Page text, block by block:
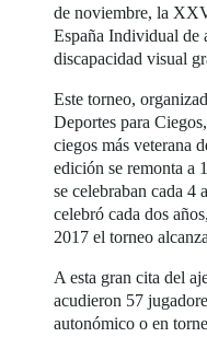
de noviembre, la
España Individual de
discapacidad visual
Este torneo,
Deportes para
ciegos más veterana
edición se remonta a
se celebraban cada 4
celebró cada dos
2017 el torneo
A esta gran cita del
acudieron 57
autonómico o en